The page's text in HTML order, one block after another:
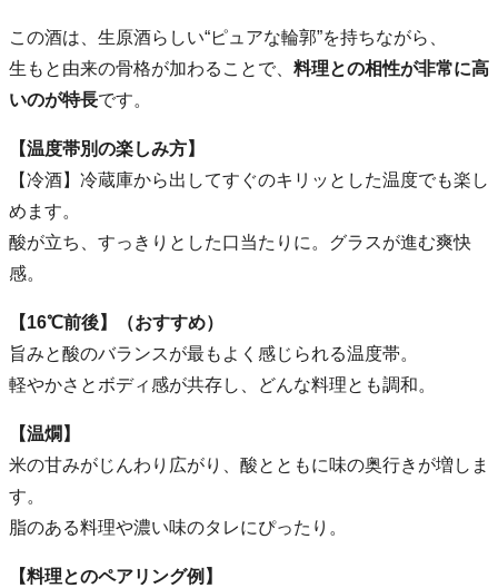
この酒は、生原酒らしい“ピュアな輪郭”を持ちながら、
生もと由来の骨格が加わることで、 料理との相性が非常に高
いのが特長です。
【温度帯別の楽しみ方】
【冷酒】冷蔵庫から出してすぐのキリッとした温度でも楽し
めます。
酸が立ち、すっきりとした口当たりに。グラスが進む爽快
感。
【16℃前後】（おすすめ）
旨みと酸のバランスが最もよく感じられる温度帯。
軽やかさとボディ感が共存し、どんな料理とも調和。
【温燗】
米の甘みがじんわり広がり、酸とともに味の奥行きが増しま
す。
脂のある料理や濃い味のタレにぴったり。
【料理とのペアリング例】